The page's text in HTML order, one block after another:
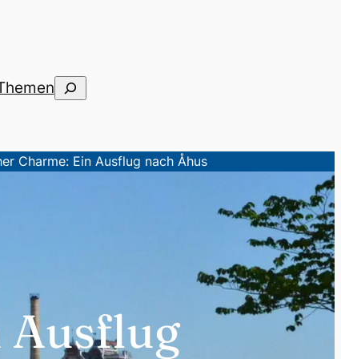
Suchen
Charme: Ein Ausflug nach Åhus